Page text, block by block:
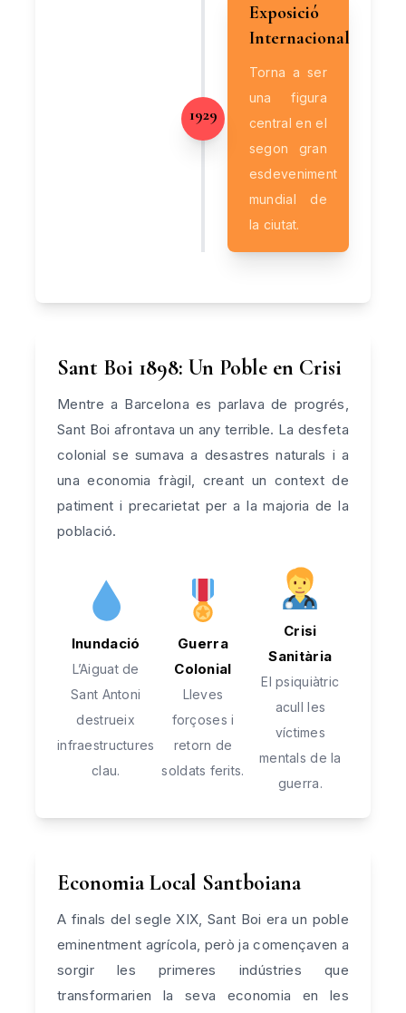
1929
Exposició
Internacional
Torna a ser
una figura
central en el
segon gran
esdeveniment
mundial de
la ciutat.
Sant Boi 1898: Un Poble en Crisi
Mentre a Barcelona es parlava de progrés,
Sant Boi afrontava un any terrible. La desfeta
colonial se sumava a desastres naturals i a
una economia fràgil, creant un context de
patiment i precarietat per a la majoria de la
població.
Inundació
L’Aiguat de
Sant Antoni
destrueix
infraestructures
clau.
Guerra
Colonial
Lleves
forçoses i
retorn de
soldats ferits.
Crisi
Sanitària
El psiquiàtric
acull les
víctimes
mentals de la
guerra.
Economia Local Santboiana
A finals del segle XIX, Sant Boi era un poble
eminentment agrícola, però ja començaven a
sorgir les primeres indústries que
transformarien la seva economia en les